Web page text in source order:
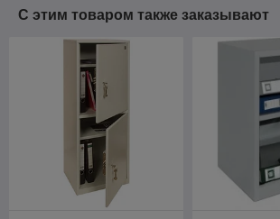
С этим товаром также заказывают